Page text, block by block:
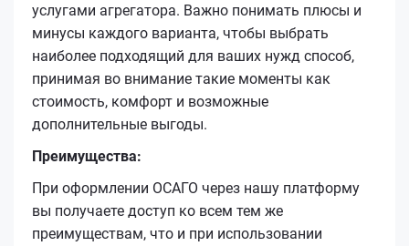
услугами агрегатора. Важно понимать плюсы и
минусы каждого варианта, чтобы выбрать
наиболее подходящий для ваших нужд способ,
принимая во внимание такие моменты как
стоимость, комфорт и возможные
дополнительные выгоды.
Преимущества:
При оформлении ОСАГО через нашу платформу
вы получаете доступ ко всем тем же
преимуществам, что и при использовании